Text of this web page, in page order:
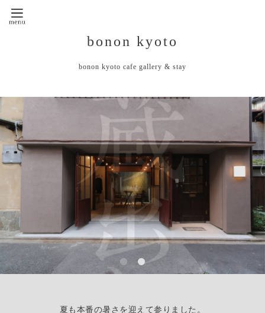
bonon kyoto
bonon kyoto cafe gallery & stay
夏も本番の暑さを迎えて参りました。